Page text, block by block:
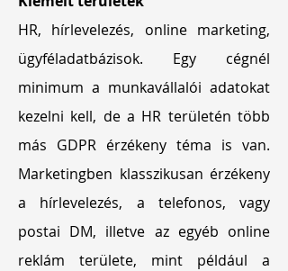
HR, hírlevelezés, online marketing,
ügyféladatbázisok. Egy cégnél
minimum a munkavállalói adatokat
kezelni kell, de a HR területén több
más GDPR érzékeny téma is van.
Marketingben klasszikusan érzékeny
a hírlevelezés, a telefonos, vagy
postai DM, illetve az egyéb online
reklám területe, mint például a